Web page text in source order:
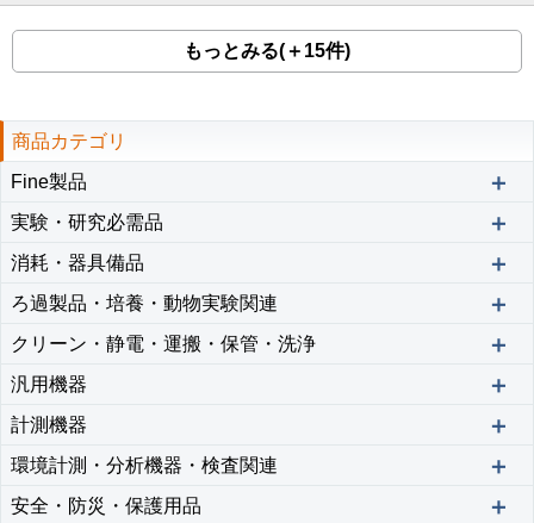
もっとみる(＋15件)
商品カテゴリ
Fine製品
＋
実験・研究必需品 ＋
消耗・器具備品 ＋
ろ過製品・培養・動物実験関連 ＋
クリーン・静電・運搬・保管・洗浄 ＋
汎用機器 ＋
計測機器 ＋
環境計測・分析機器・検査関連 ＋
安全・防災・保護用品 ＋